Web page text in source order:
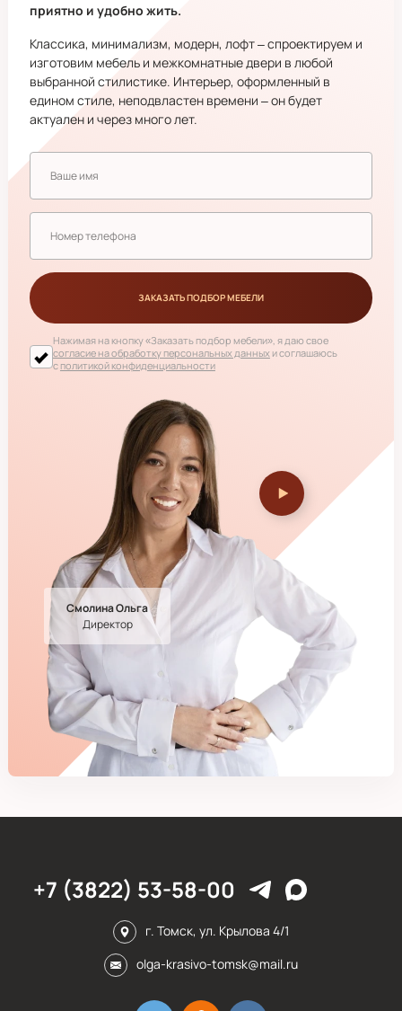
Смолина Ольга
Директор
приятно и удобно жить.
Классика, минимализм, модерн, лофт – спроектируем и
изготовим мебель и межкомнатные двери в любой
выбранной стилистике. Интерьер, оформленный в
едином стиле, неподвластен времени – он будет
актуален и через много лет.
ЗАКАЗАТЬ ПОДБОР МЕБЕЛИ
Нажимая на кнопку«Заказать подбор мебели», я даю свое
согласие на обработку персональных данныхи соглашаюсь
с политикой конфиденциальности
+7 (3822) 53-58-00
г. Томск, ул. Крылова 4/1
olga-krasivo-tomsk@mail.ru